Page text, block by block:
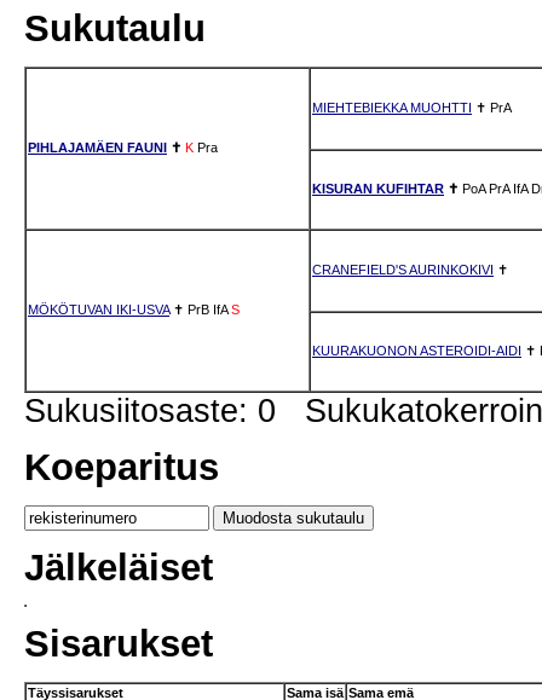
Sukutaulu
PIHLAJAMÄEN FAUNI ✝ K Pra
MIEHTEBIEKKA MUOHTTI ✝ PrA
KISURAN KUFIHTAR ✝ PoA PrA IfA
MÖKÖTUVAN IKI-USVA✝ PrB IfA S
CRANEFIELD'S AURINKOKIVI ✝
KUURAKUONON ASTEROIDI-AIDI ✝
Sukusiitosaste: 0
Koeparitus
Jälkeläiset
Sisarukset
Täyssisarukset Sama isä Sama emä